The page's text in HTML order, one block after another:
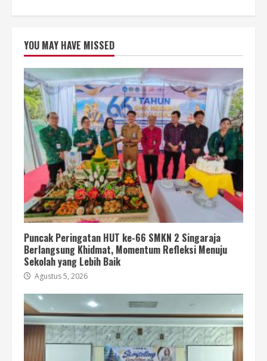
YOU MAY HAVE MISSED
Puncak Peringatan HUT ke-66 SMKN 2 Singaraja
Berlangsung Khidmat, Momentum Refleksi Menuju
Sekolah yang Lebih Baik
Agustus 5, 2026